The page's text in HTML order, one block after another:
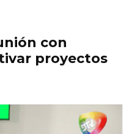
con
proyectos